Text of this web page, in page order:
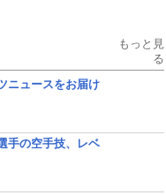
もっと見
る
ニュースをお届け
手の空手技、レベ